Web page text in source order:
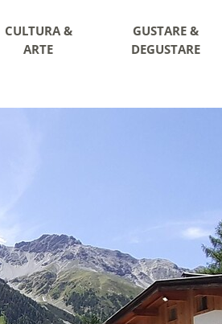
CULTURA &
ARTE
GUSTARE &
DEGUSTARE